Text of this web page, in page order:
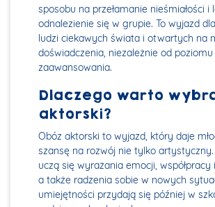
sposobu na przełamanie nieśmiałości i
odnalezienie się w grupie. To wyjazd
ludzi ciekawych świata i otwartych na
doświadczenia, niezależnie od poziomu
zaawansowania.
Dlaczego warto
aktorski?
Obóz aktorski to wyjazd, który daje
szansę na rozwój nie tylko
uczą się wyrażania emocji, współpracy
a także radzenia sobie w nowych
umiejętności przydają się później w